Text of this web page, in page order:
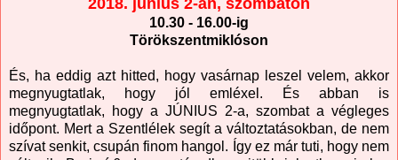
2018. június 2-án, szombaton
10.30 - 16.00-ig
Törökszentmiklóson
És, ha eddig azt hitted, hogy vasárnap leszel velem, akkor
megnyugtatlak, hogy jól emléxel. És abban is
megnyugtatlak, hogy a JÚNIUS 2-a, szombat a végleges
időpont. Mert a Szentlélek segít a változtatásokban, de nem
szívat senkit, csupán finom hangol. Így ez már tuti, hogy nem